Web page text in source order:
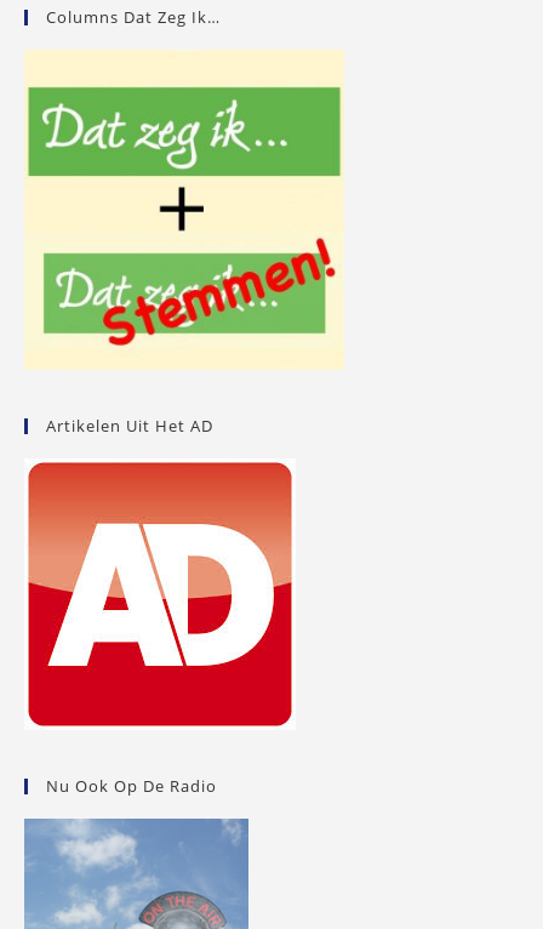
Columns Dat Zeg Ik…
Artikelen Uit Het AD
Nu Ook Op De Radio